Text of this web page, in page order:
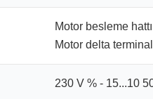
Motor besleme
Motor delta
230 V % - 15...10